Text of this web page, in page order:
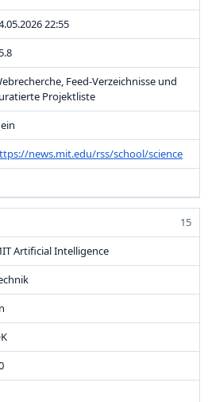
.05.202622:55
.8
Feed-Verzeichnisse und
Projektliste
//news.mit.edu/rss/school/science
15
Artificial Intelligence